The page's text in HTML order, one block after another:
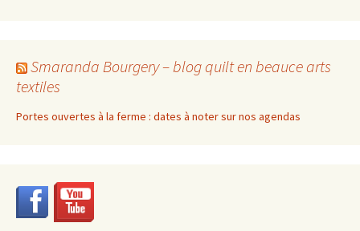
Smaranda Bourgery – blog quilt en beauce arts
textiles
Portes ouvertes à la ferme : dates à noter sur nos agendas